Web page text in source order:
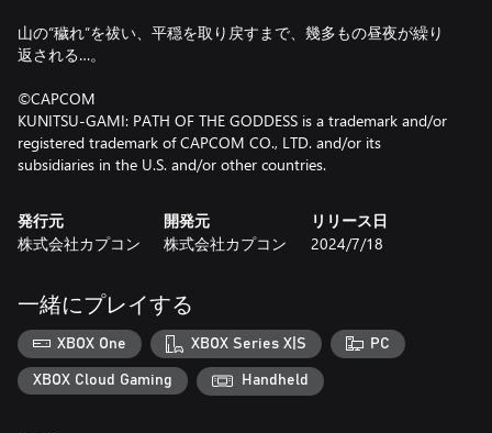
山の“穢れ”を祓い、平穏を取り戻すまで、幾多もの昼夜が繰り
返される…。
©CAPCOM
KUNITSU-GAMI: PATH OF THE GODDESS is a trademark and/or
registered trademark of CAPCOM CO., LTD. and/or its
subsidiaries in the U.S. and/or other countries.
発行元
株式会社カプコン
開発元
株式会社カプコン
リリース日
2024/7/18
一緒にプレイする
XBOX One XBOX Series X|S PC
XBOX Cloud Gaming Handheld